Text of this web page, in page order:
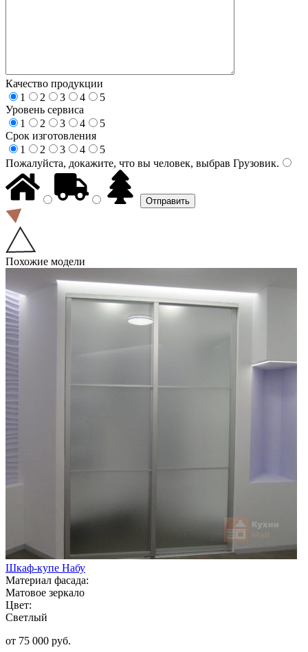
Качество продукции
1
2 3 4
5
Уровень сервиса
1
2 3 4
5
Срок изготовления
1
2 3 4
5
Пожалуйста, докажите, что вы человек, выбрав Грузовик.
Похожие модели
Шкаф-купе Набу
Материал фасада:
Матовое зеркало
Цвет:
Светлый
от 75 000 руб.